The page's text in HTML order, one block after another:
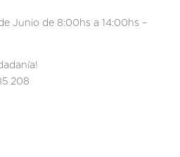
Junio de 8:00hs a 14:00hs –
208